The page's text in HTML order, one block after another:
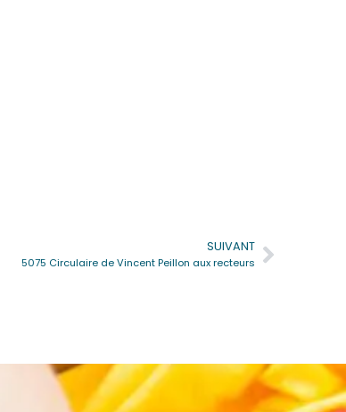
SUIVANT
5075 Circulaire de Vincent Peillon aux recteurs